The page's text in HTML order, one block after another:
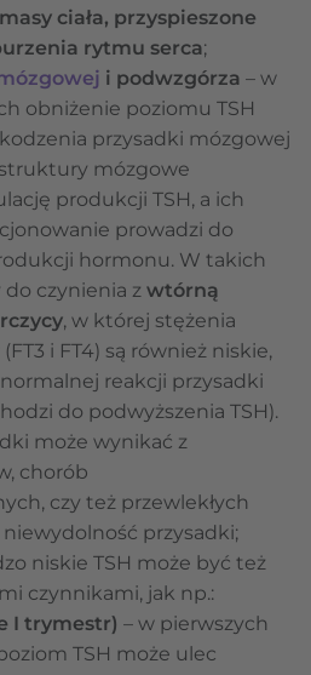
ciała, przyspieszone
rytmu serca;
i podwzgórza – w
obniżenie poziomu TSH
przysadki mózgowej
mózgowe
produkcji TSH, a ich
prowadzi do
hormonu. W takich
czynienia z wtórną
, w której stężenia
i FT4) są również niskie,
reakcji przysadki
do podwyższenia TSH).
może wynikać z
chorób
czy też przewlekłych
przysadki;
niskie TSH może być też
czynnikami, jak np.:
I trymestr) – w pierwszych
TSH może ulec